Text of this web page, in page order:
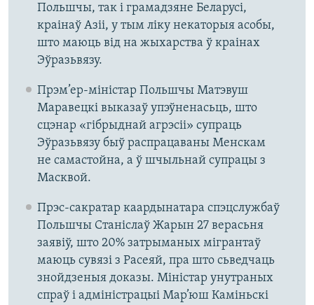
Польшчы, так і грамадзяне Беларусі,
краінаў Азіі, у тым ліку некаторыя асобы,
што маюць від на жыхарства ў краінах
Эўразьвязу.
Прэм’ер-міністар Польшчы Матэвуш
Маравецкі выказаў упэўненасьць, што
сцэнар «гібрыднай агрэсіі» супраць
Эўразьвязу быў распрацаваны Менскам
не самастойна, а ў шчыльнай супрацы з
Масквой.
Прэс-сакратар каардынатара спэцслужбаў
Польшчы Станіслаў Жарын 27 верасьня
заявіў, што 20% затрыманых мігрантаў
маюць сувязі з Расеяй, пра што сьведчаць
знойдзеныя доказы. Міністар унутраных
спраў і адміністрацыі Мар’юш Каміньскі